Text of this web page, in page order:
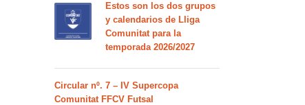
Estos son los dos grupos
y calendarios de Lliga
Comunitat para la
temporada 2026/2027
Circular nº. 7 – IV Supercopa
Comunitat FFCV Futsal